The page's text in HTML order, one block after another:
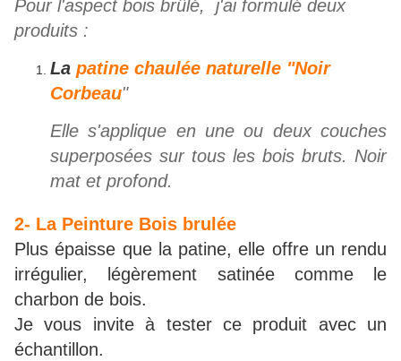
Pour l'aspect bois brûlé, j'ai formulé deux
produits :
La patine chaulée naturelle "Noir
Corbeau"
Elle s'applique en une ou deux couches
superposées sur tous les bois bruts. Noir
mat et profond.
2- La Peinture Bois brulée
Plus épaisse que la patine, elle offre un rendu
irrégulier, légèrement satinée comme le
charbon de bois.
Je vous invite à tester ce produit avec un
échantillon.